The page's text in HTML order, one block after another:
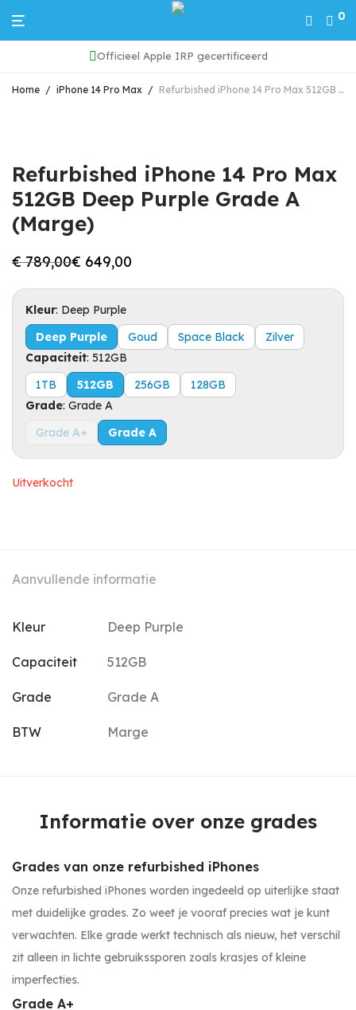
0
Officieel Apple IRP gecertificeerd
Home / iPhone 14 Pro Max / Refurbished iPhone 14 Pro Max 512GB Deep Purple Grade A (Marge)
Refurbished iPhone 14 Pro Max
512GB Deep Purple Grade A
(Marge)
€789,00
Oorspronkelijke
was:
€ 789,00.
€ 649,00
Huidige
is:
€ 649,00.
Kleur: Deep Purple
Deep Purple
Goud Space Black
Zilver
Capaciteit: 512GB
1TB
512GB 256GB
128GB
Grade: Grade A
Grade A+
Grade A
Uitverkocht
Aanvullende informatie
Kleur Deep Purple
Capaciteit 512GB
Grade Grade A
BTW Marge
Informatie over onze grades
Grades van onze refurbished iPhones
Onze refurbished iPhones worden ingedeeld op uiterlijke staat
met duidelijke grades. Zo weet je vooraf precies wat je kunt
verwachten. Elke grade werkt technisch als nieuw, het verschil
zit alleen in lichte gebruikssporen zoals krasjes of kleine
imperfecties.
Grade A+